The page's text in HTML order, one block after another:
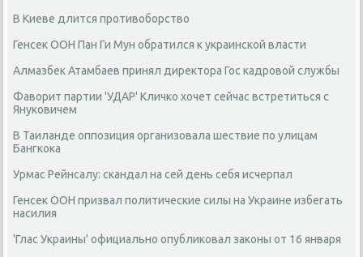
В Киеве длится противоборство
Генсек ООН Пан Ги Мун обратился к украинской власти
Алмазбек Атамбаев принял директора Гос кадровой службы
Фаворит партии 'УДАР' Кличко хочет сейчас встретиться с
Януковичем
В Таиланде оппозиция организовала шествие по улицам
Бангкока
Урмас Рейнсалу: скандал на сей день себя исчерпал
Генсек ООН призвал политические силы на Украине избегать
насилия
'Глас Украины' официально опубликовал законы от 16 января